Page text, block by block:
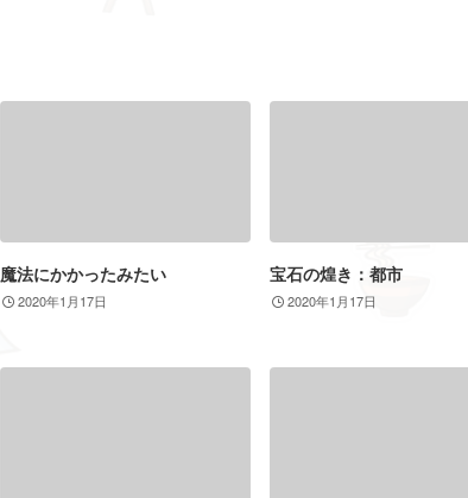
魔法にかかったみたい
2020年1月17日
宝石の煌き：都市
2020年1月17日